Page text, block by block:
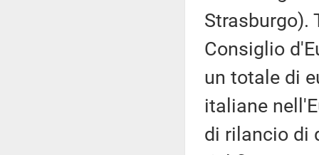
Strasburgo).
Consiglio
un totale di
italiane
di rilancio di